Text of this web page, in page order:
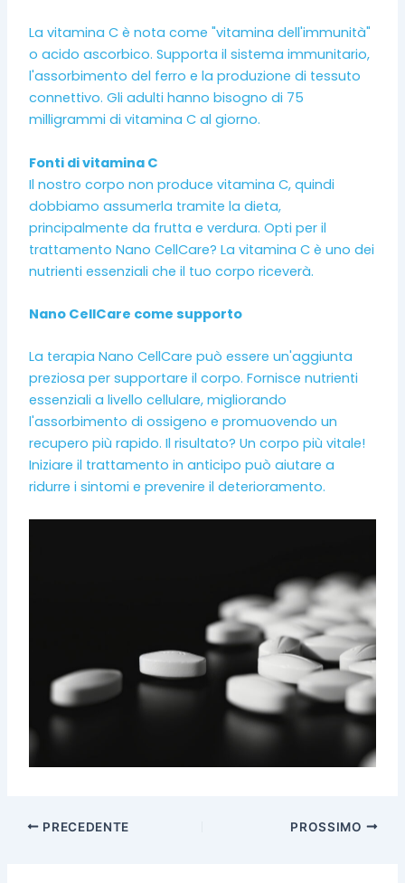
La vitamina C è nota come "vitamina dell'immunità"
o acido ascorbico. Supporta il sistema immunitario,
l'assorbimento del ferro e la produzione di tessuto
connettivo. Gli adulti hanno bisogno di 75
milligrammi di vitamina C al giorno.
Fonti di vitamina C
Il nostro corpo non produce vitamina C, quindi
dobbiamo assumerla tramite la dieta,
principalmente da frutta e verdura. Opti per il
trattamento Nano CellCare? La vitamina C è uno dei
nutrienti essenziali che il tuo corpo riceverà.
Nano CellCare come supporto
La terapia Nano CellCare può essere un'aggiunta
preziosa per supportare il corpo. Fornisce nutrienti
essenziali a livello cellulare, migliorando
l'assorbimento di ossigeno e promuovendo un
recupero più rapido. Il risultato? Un corpo più vitale!
Iniziare il trattamento in anticipo può aiutare a
ridurre i sintomi e prevenire il deterioramento.
PRECEDENTE PROSSIMO